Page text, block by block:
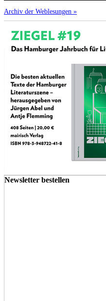
Archiv der Weblesungen »
Newsletter bestellen